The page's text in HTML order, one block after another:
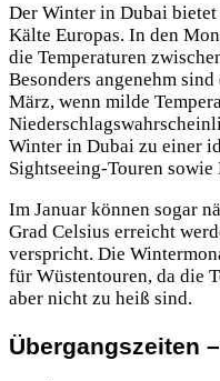
Der Winter in Dubai
Kälte Europas. In den
die Temperaturen
Besonders angenehm
März, wenn milde
Winter in Dubai zu einer
Sightseeing-Touren sowie
Im Januar können sogar
Grad Celsius erreicht
verspricht. Die
für Wüstentouren, da die
aber nicht zu heiß sind.
Übergangszeiten